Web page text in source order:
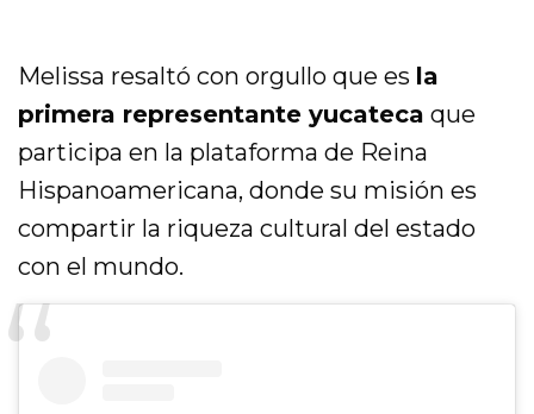
Melissa resaltó con orgullo que es la
primera representante yucateca que
participa en la plataforma de Reina
Hispanoamericana, donde su misión es
compartir la riqueza cultural del estado
con el mundo.